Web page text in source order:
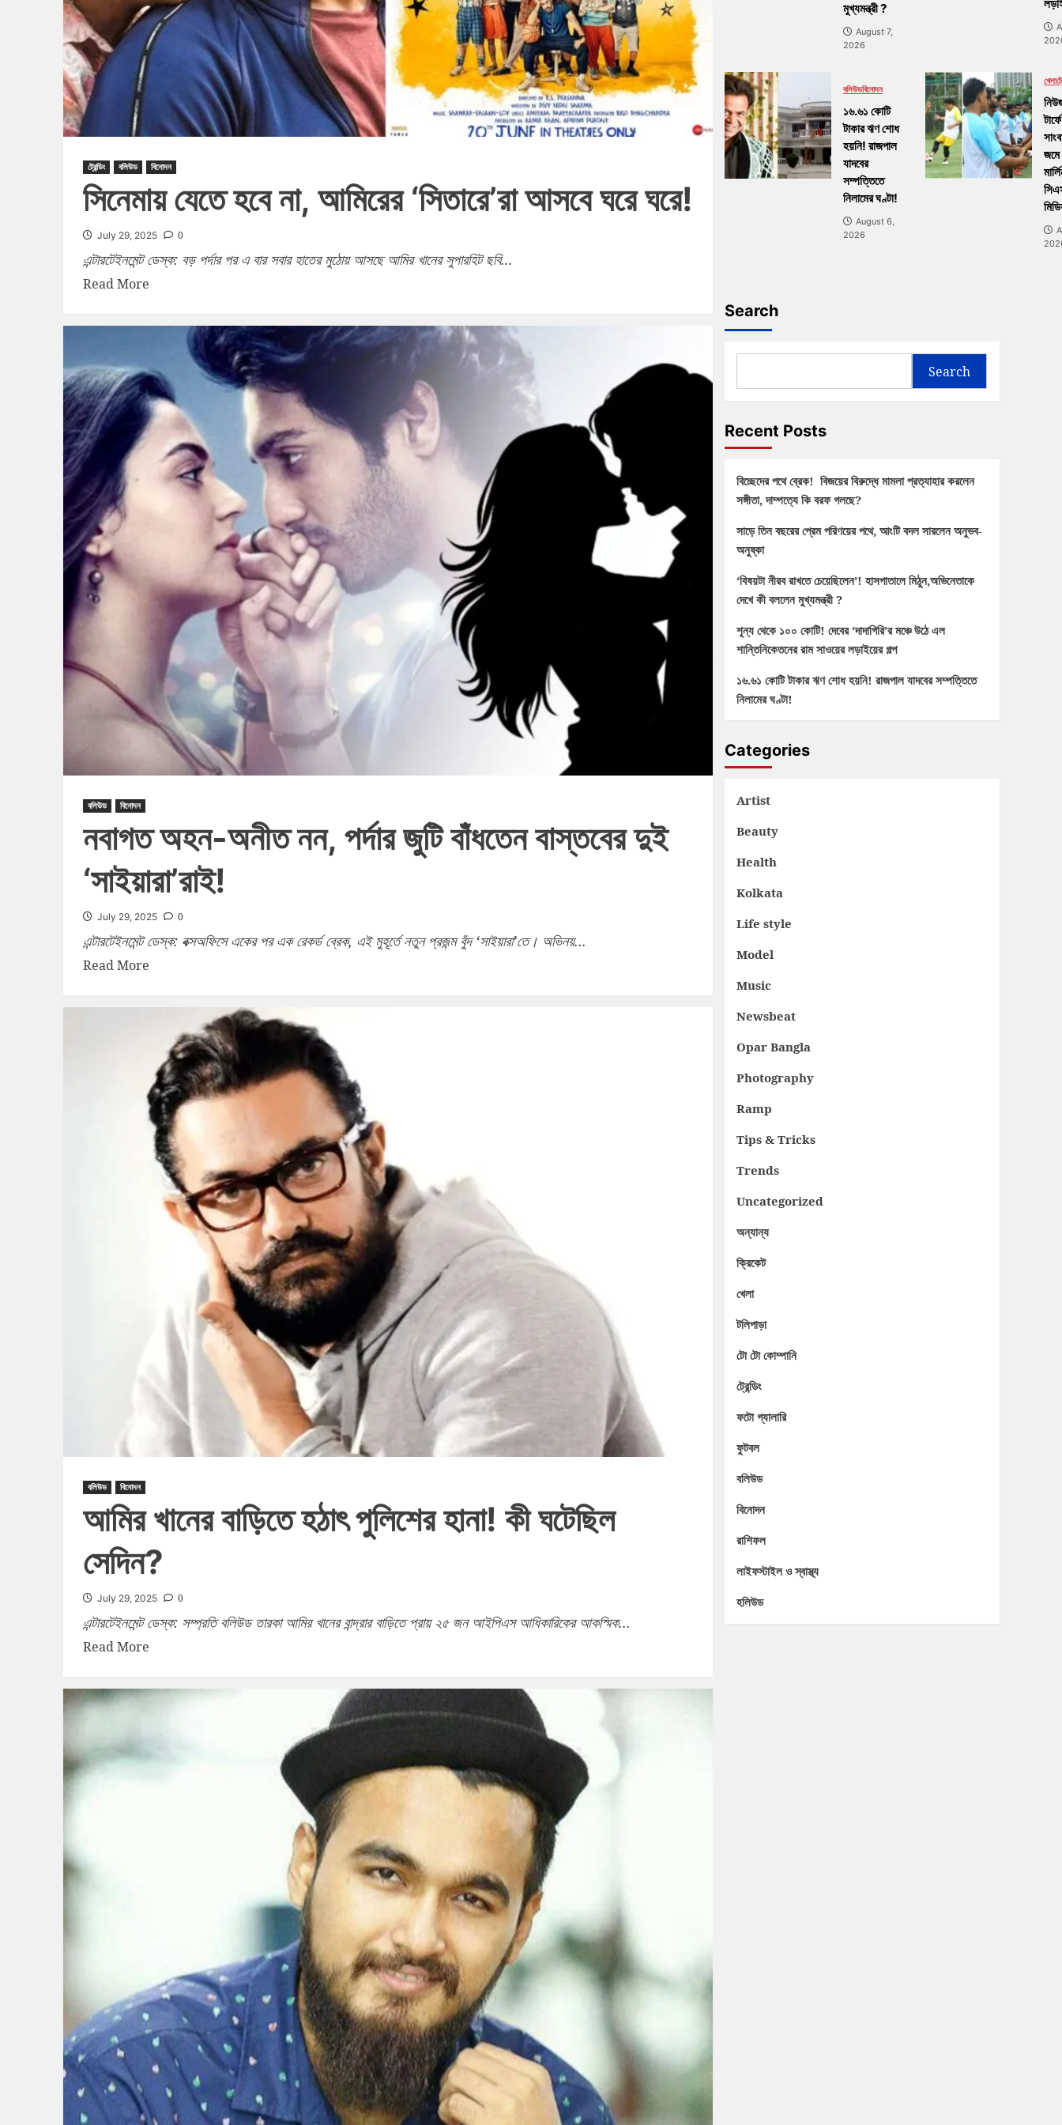
ট্রেন্ডিং বলিউড বিনোদন
সিনেমায় যেতে হবে না, আমিরের ‘সিতারে’রা আসবে ঘরে ঘরে!
July 29, 2025 0
এন্টারটেইনমেন্ট ডেস্ক: বড় পর্দার পর এ বার সবার হাতের মুঠোয় আসছে আমির খানের সুপারহিট ছবি...
Read More
বলিউড বিনোদন
নবাগত অহন-অনীত নন, পর্দার জুটি বাঁধতেন বাস্তবের দুই
‘সাইয়ারা’রাই!
July 29, 2025 0
এন্টারটেইনমেন্ট ডেস্ক: বক্সঅফিসে একের পর এক রেকর্ড ব্রেক, এই মুহূর্তে নতুন প্রজন্ম বুঁদ ‘সাইয়ারা’তে। অভিনয়...
Read More
বলিউড বিনোদন
আমির খানের বাড়িতে হঠাৎ পুলিশের হানা! কী ঘটেছিল
সেদিন?
July 29, 2025 0
এন্টারটেইনমেন্ট ডেস্ক: সম্প্রতি বলিউড তারকা আমির খানের বান্দ্রার বাড়িতে প্রায় ২৫ জন আইপিএস আধিকারিকের আকস্মিক...
Read More
মুখ্যমন্ত্রী ?
August 7,
2026
বলিউডবিনোদন
১৬.৬১ কোটি
টাকার ঋণ শোধ
হয়নি! রাজপাল
যাদবের
সম্পত্তিতে
নিলামের ঘণ্টা!
August 6,
2026
খেলা
টার্ফে
Search
Search
Recent Posts
বিচ্ছেদের পথে ব্রেক! বিজয়ের বিরুদ্ধে মামলা প্রত্যাহার করলেন
সঙ্গীতা, দাম্পত্যে কি বরফ গলছে?
সাড়ে তিন বছরের প্রেম পরিণয়ের পথে, আংটি বদল সারলেন অনুভব-
অনুষ্কা
‘বিষয়টা নীরব রাখতে চেয়েছিলেন’! হাসপাতালে মিঠুন,অভিনেতাকে
দেখে কী বললেন মুখ্যমন্ত্রী ?
শূন্য থেকে ১০০ কোটি! দেবের ‘দাদাগিরি’র মঞ্চে উঠে এল
শান্তিনিকেতনের রাম সাওয়ের লড়াইয়ের গল্প
১৬.৬১ কোটি টাকার ঋণ শোধ হয়নি! রাজপাল যাদবের সম্পত্তিতে
নিলামের ঘণ্টা!
Categories
Artist
Beauty
Health
Kolkata
Life style
Model
Music
Newsbeat
Opar Bangla
Photography
Ramp
Tips & Tricks
Trends
Uncategorized
অন্যান্য
ক্রিকেট
খেলা
টলিপাড়া
টো টো কোম্পানি
ট্রেন্ডিং
ফটো গ্যালারি
ফুটবল
বলিউড
বিনোদন
রাশিফল
লাইফস্টাইল ও স্বাস্থ্য
হলিউড